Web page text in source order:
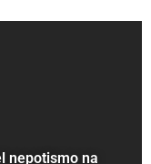
nepotismo na